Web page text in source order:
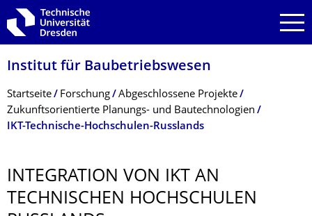
Zur Hauptnavigation springen
Zur Suche springen
Zum Inhalt springen
Institut für Baubetriebswesen
Breadcrumb-Menü
Startseite Forschung
Abgeschlossene Projekte
Zukunftsorientierte Planungs- und Bautechnologien
IKT-Technische-Hochschulen-Russlands
INTEGRATION VON IKT AN
TECHNISCHEN HOCHSCHULEN